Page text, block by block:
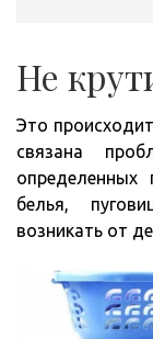
Не
Это
связана
определенных
белья,
возникать от